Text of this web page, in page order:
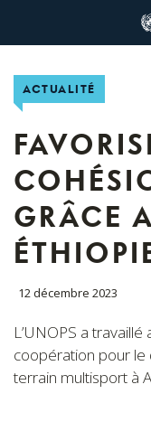
Office
Services
ACTUALITÉ
GRÂCE
12 décembre 2023
L’UNOPS a travaillé
coopération pour
terrain multisport à